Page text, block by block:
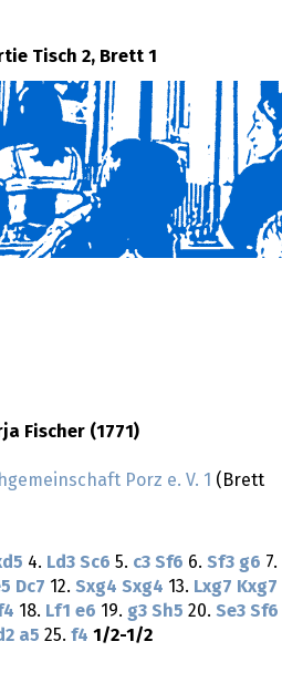
Tisch 2, Brett 1
Fischer (1771)
Porz e. V. 1 (Brett
4. Ld3 Sc6 5. c3 Sf6 6. Sf3 g6 7.
Dc7 12. Sxg4 Sxg4 13. Lxg7 Kxg7
18. Lf1 e6 19. g3 Sh5 20. Se3 Sf6
a5 25. f4 1/2-1/2